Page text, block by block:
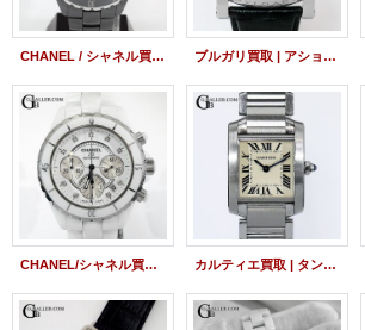
CHANEL / シャネル買取 | J12 41mm 9Pダイヤ H2419 ブルガリ買取 | アショーマ クロノグラフ
CHANEL/シャネル買取 | J12 41mm 9Pダイヤ H2009 カルティエ買取 | タンクフランセーズSM